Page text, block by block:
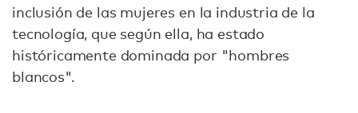
inclusión de las mujeres en la industria de la
tecnología, que según ella, ha estado
históricamente dominada por "hombres
blancos".